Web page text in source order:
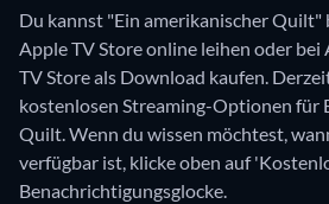
Du kannst "Ein amerikanischer Quilt"
Apple TV Store online leihen oder bei
TV Store als Download kaufen.
kostenlosen Streaming-Optionen für
Quilt. Wenn du wissen möchtest,
verfügbar ist, klicke oben auf
Benachrichtigungsglocke.